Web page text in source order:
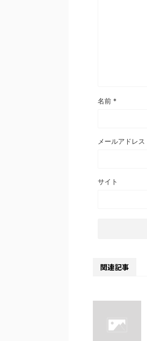
名前 *
メールアドレス
サイト
関連記事